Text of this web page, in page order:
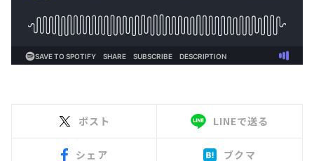
ポスト LINEで送る
シェア ブクマ